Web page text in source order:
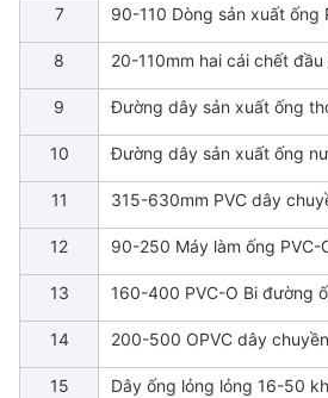
7 90-110 Dòng sản xuất ống
8 20-110mm hai cái chết
9 Đường dây sản xuất ống
10 Đường dây sản xuất ống
11 315-630mm PVC dây
12 90-250 Máy làm ống PVC-
13 160-400 PVC-O Bi đường
14 200-500 OPVC dây
15 Dây ống lỏng lỏng 16-50